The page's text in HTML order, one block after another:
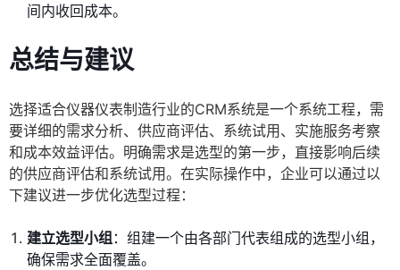
间内收回成本。
总结与建议
选择适合仪器仪表制造行业的CRM系统是一个系统工程，需
要详细的需求分析、供应商评估、系统试用、实施服务考察
和成本效益评估。明确需求是选型的第一步，直接影响后续
的供应商评估和系统试用。在实际操作中，企业可以通过以
下建议进一步优化选型过程：
建立选型小组：组建一个由各部门代表组成的选型小组，
确保需求全面覆盖。